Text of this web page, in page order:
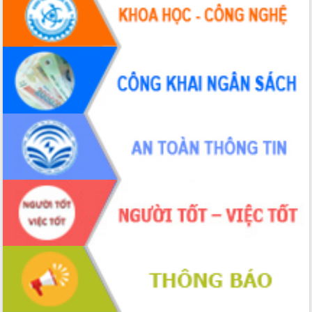
hiện nhiệm vụ quản lý tài sản công
hàng tuần
Tháo gỡ những vướng mắc, đẩy mạnh
công tác cải cách thủ tục hành chính
tại Trung tâm Phục vụ hành chính
công tỉnh
Đắk Lắk: Tôn vinh 46 giải pháp tại Hội
thi Sáng tạo Kỹ thuật 2024 - 2025
Đắk Lắk rà soát, điều chỉnh Đề án 190
về phát triển nuôi trồng thủy sản
Phó Chủ tịch UBND tỉnh Đắk Lắk
Trương Công Thái kiểm tra thực địa
Dự án cao tốc Khánh Hòa - Buôn Ma
Thuột
Định vị cà phê Việt Nam như một “di
sản sống” trong dòng chảy toàn cầu
Xây dựng nông thôn mới: Nâng cao đời
sống người dân từ những mô hình thiết
thực
Quyết liệt tháo gỡ vướng mắc, đẩy